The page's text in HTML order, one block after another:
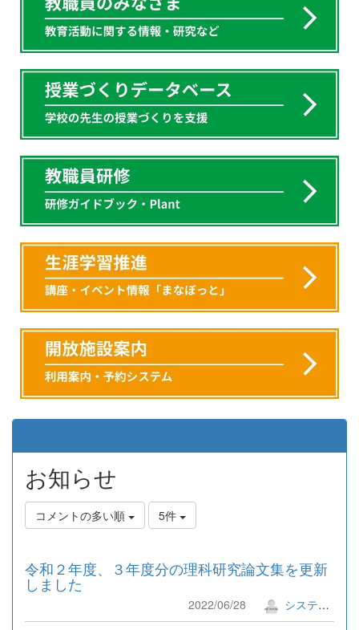
お知らせ
コメントの多い順 5件
令和２年度、３年度分の理科研究論文集を更新
しました
2022/06/28 システム管理者